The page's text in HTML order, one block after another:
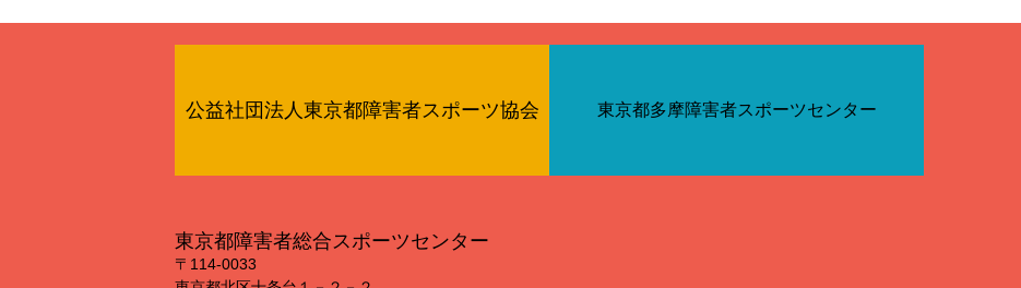
公益社団法人東京都障害者スポーツ協会 東京都多摩障害者スポーツセンター
東京都障害者総合スポーツセンター
〒114‐0033